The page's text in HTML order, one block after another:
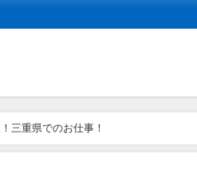
三重県でのお仕事！